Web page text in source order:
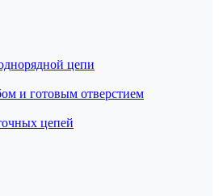
цепи
и готовым отверстием
цепей